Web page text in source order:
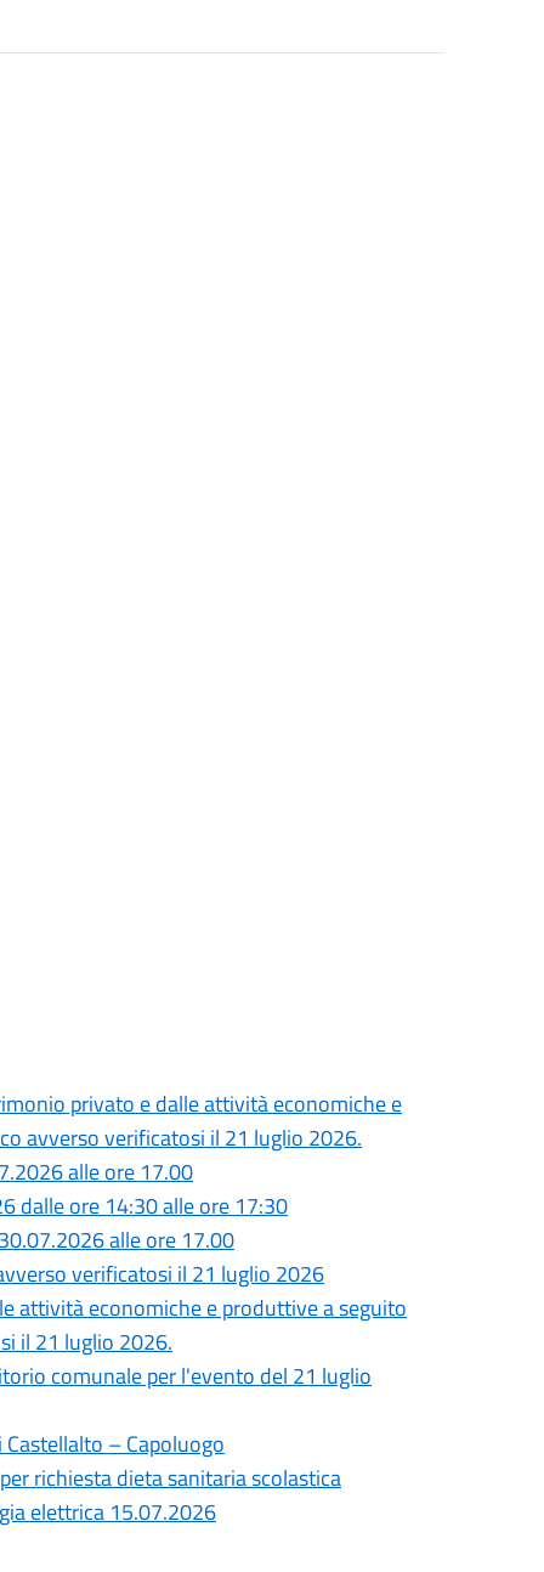
privato e dalle attività economiche e
avverso verificatosi il 21 luglio 2026.
alle ore 17.00
dalle ore 14:30 alle ore 17:30
alle ore 17.00
verificatosi il 21 luglio 2026
attività economiche e produttive a seguito
il 21 luglio 2026.
comunale per l'evento del 21 luglio
– Capoluogo
richiesta dieta sanitaria scolastica
elettrica 15.07.2026